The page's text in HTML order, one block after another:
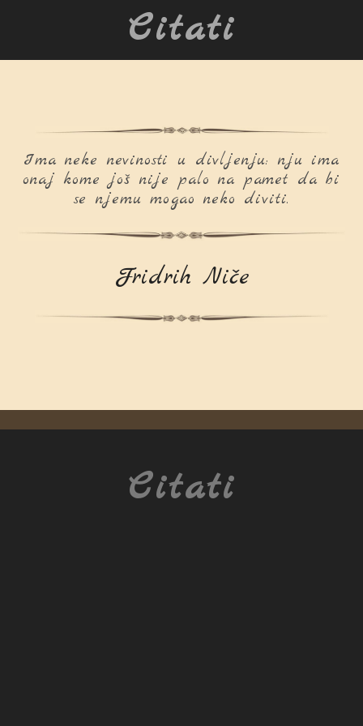
Citati
Ima neke nevinosti u divljenju: nju ima
onaj kome još nije palo na pamet da bi
se njemu mogao neko diviti.
Fridrih Niče
Citati